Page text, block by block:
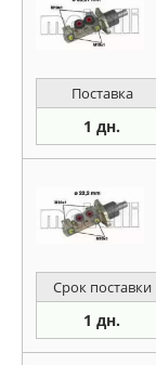
Поставка
1 дн.
Срок поставки
1 дн.